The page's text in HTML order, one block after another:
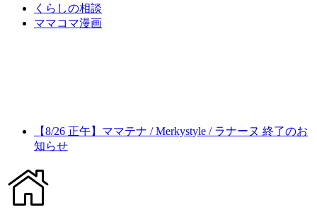
くらしの相談
ママコマ漫画
【8/26 正午】ママテナ / Merkystyle / ラナーヌ 終了のお
知らせ